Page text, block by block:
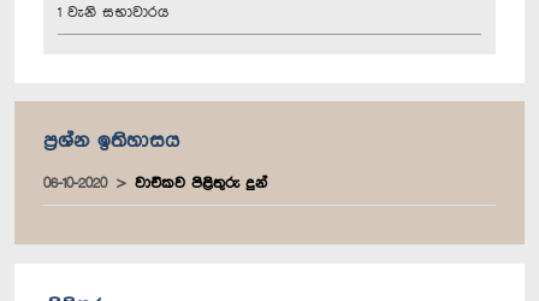
1 වැනි සභාවාරය
ප්‍රශ්න ඉතිහාසය
06-10-2020 වාචිකව පිළිතුරු දුන්